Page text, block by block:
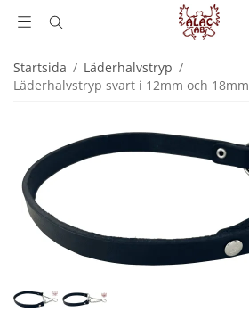
Startsida / Läderhalvstryp /
Läderhalvstryp svart i 12mm och 18mm